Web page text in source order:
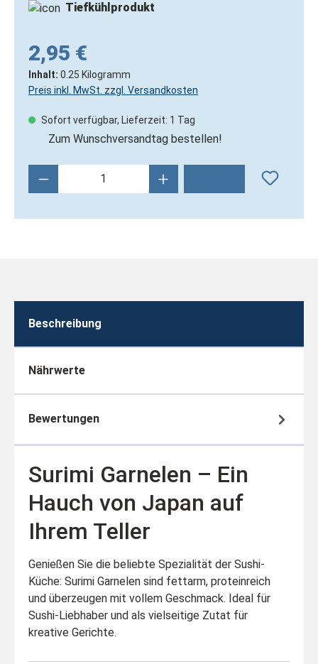
Tiefkühlprodukt
2,95 €
Inhalt: 0.25 Kilogramm
Preis inkl. MwSt. zzgl. Versandkosten
Sofort verfügbar, Lieferzeit: 1 Tag
Zum Wunschversandtag bestellen!
Produkt Anzahl: Gib den gewünschten
Beschreibung
Nährwerte
Bewertungen
Surimi Garnelen – Ein
Hauch von Japan auf
Ihrem Teller
Genießen Sie die beliebte Spezialität der Sushi-
Küche: Surimi Garnelen sind fettarm, proteinreich
und überzeugen mit vollem Geschmack. Ideal für
Sushi-Liebhaber und als vielseitige Zutat für
kreative Gerichte.